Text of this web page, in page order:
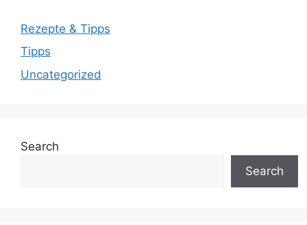
Rezepte & Tipps
Tipps
Uncategorized
Search
Search